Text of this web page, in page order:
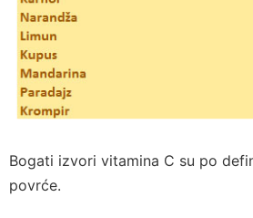
Bogati izvori vitamina C su po
povrće.